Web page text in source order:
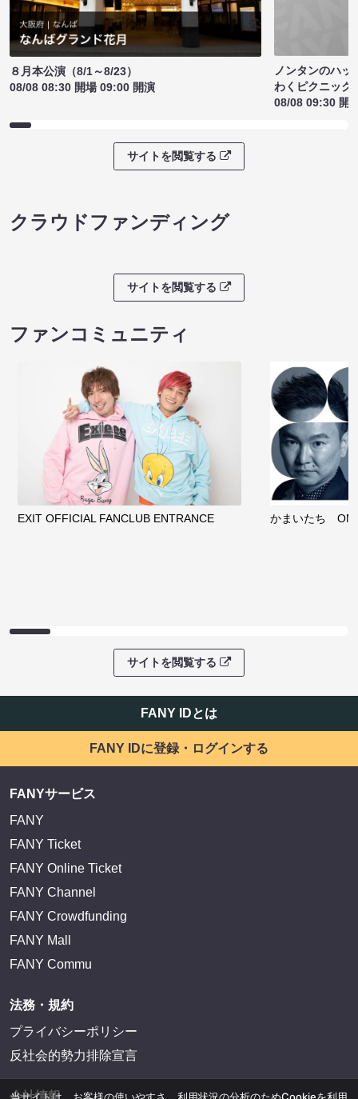
８月本公演（8/1～8/23）
08/08 08:30 開場 09:00 開演
ノンタンのハッ
わくピクニック
08/08 09:30 開
サイトを閲覧する
クラウドファンディング
サイトを閲覧する
ファンコミュニティ
EXIT OFFICIAL FANCLUB ENTRANCE かまいたち
サイトを閲覧する
FANY IDとは
FANY IDに登録・ログインする
FANYサービス
FANY
FANY Ticket
FANY Online Ticket
FANY Channel
FANY Crowdfunding
FANY Mall
FANY Commu
法務・規約
プライバシーポリシー
反社会的勢力排除宣言
会社情報